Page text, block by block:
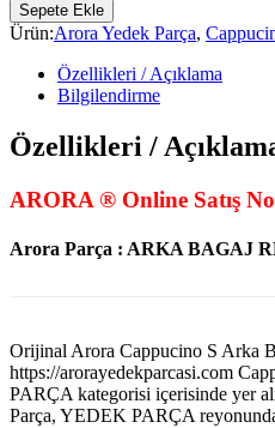
Sepete Ekle
Ürün:Arora Yedek Parça,
Özellikleri / Açıklama
Bilgilendirme
Özellikleri /
ARORA ® Online Satış
Arora Parça : ARKA BAGAJ
Orijinal Arora Cappucino S Arka
https://arorayedekparcasi.com
PARÇA kategorisi içerisinde yer
Parça, YEDEK PARÇA reyonunda